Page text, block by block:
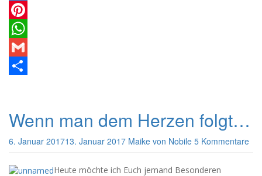
Twitter
Pinterest
WhatsApp
Gmail
Wenn man dem Herzen folgt…
6. Januar 201713. Januar 2017 Maike von Nobile 5 Kommentare
Heute möchte ich Euch jemand Besonderen